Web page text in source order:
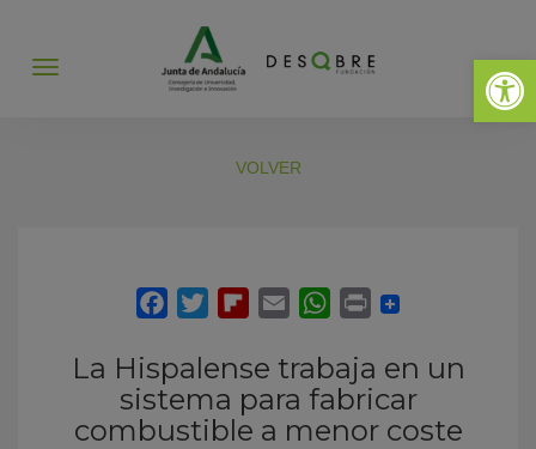
Abrir
Abrir
VOLVER
La Hispalense trabaja en un
sistema para fabricar
combustible a menor coste